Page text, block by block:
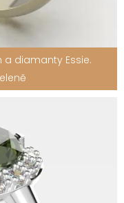
diamanty Essie.